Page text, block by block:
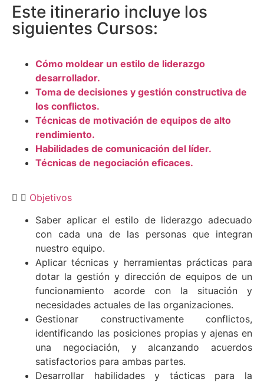
Este itinerario incluye los
siguientes Cursos:
Cómo moldear un estilo de liderazgo
desarrollador.
Toma de decisiones y gestión constructiva de
los conflictos.
Técnicas de motivación de equipos de alto
rendimiento.
Habilidades de comunicación del líder.
Técnicas de negociación eficaces.
Objetivos
Saber aplicar el estilo de liderazgo adecuado
con cada una de las personas que integran
nuestro equipo.
Aplicar técnicas y herramientas prácticas para
dotar la gestión y dirección de equipos de un
funcionamiento acorde con la situación y
necesidades actuales de las organizaciones.
Gestionar constructivamente conflictos,
identificando las posiciones propias y ajenas en
una negociación, y alcanzando acuerdos
satisfactorios para ambas partes.
Desarrollar habilidades y tácticas para la